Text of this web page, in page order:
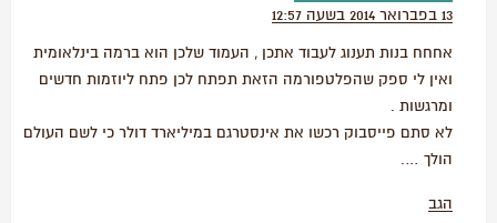
13 בפברואר 2014 בשעה 12:57
אחחח בנות תענוג לעבוד אתכן , העמוד שלכן הוא ברמה בינלאומית
ואין לי ספק שהפלטפורמה הזאת תפתח לכן פתח ליוזמות חדשים
ומרגשות .
לא סתם פייסבוק רכשו את אינסטרגם במיליארד דולר כי לשם העולם
הולך ….
הגב